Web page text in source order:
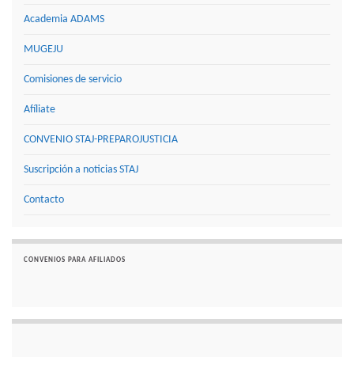
Academia ADAMS
MUGEJU
Comisiones de servicio
Afíliate
CONVENIO STAJ-PREPAROJUSTICIA
Suscripción a noticias STAJ
Contacto
CONVENIOS PARA AFILIADOS